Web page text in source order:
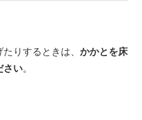
りするときは、 かかとを床
さい。